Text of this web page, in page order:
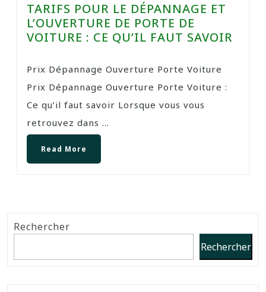
TARIFS POUR LE DÉPANNAGE ET
L’OUVERTURE DE PORTE DE
VOITURE : CE QU’IL FAUT SAVOIR
Prix Dépannage Ouverture Porte Voiture
Prix Dépannage Ouverture Porte Voiture :
Ce qu’il faut savoir Lorsque vous vous
retrouvez dans ...
Read More
Rechercher
Rechercher